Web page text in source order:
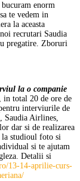
enorm
te vedem in
la aceasta
recrutari Saudia
pregatire. Zboruri
la o companie
in total 20 de ore de
interviurile de
Saudia Airlines,
dar si de realizarea
la studioul foto si
si te ajutam
Detalii si
13-14-aprilie-curs-